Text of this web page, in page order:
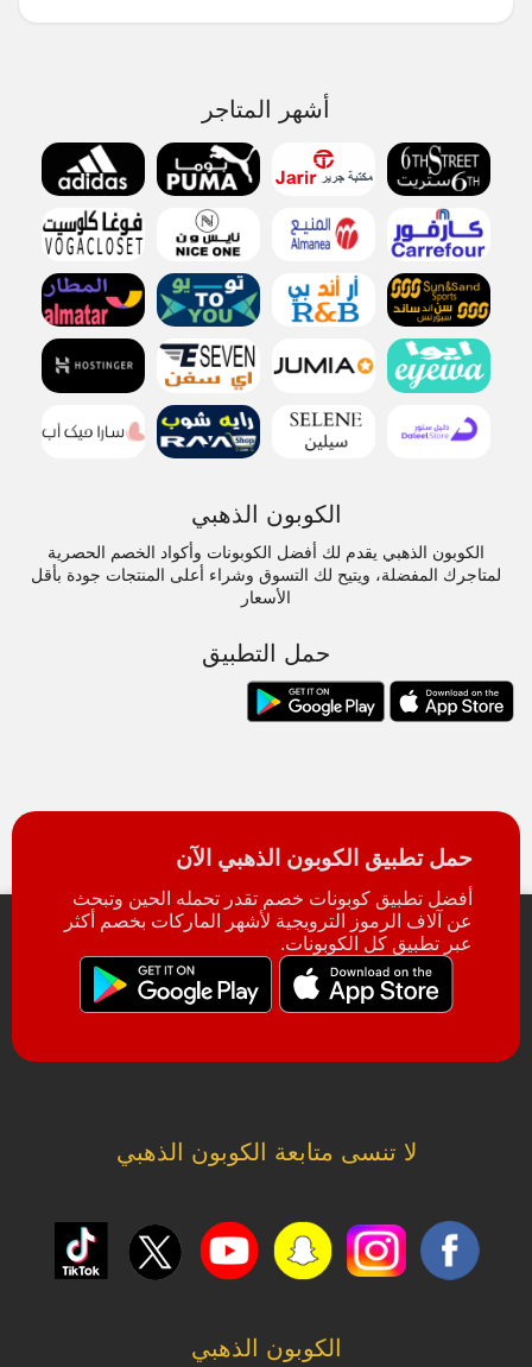
أشهر المتاجر
الكوبون الذهبي
الكوبون الذهبي يقدم لك أفضل الكوبونات وأكواد الخصم الحصرية
لمتاجرك المفضلة، ويتيح لك التسوق وشراء أعلى المنتجات جودة بأقل
الأسعار
حمل التطبيق
حمل تطبيق الكوبون الذهبي الآن
أفضل تطبيق كوبونات خصم تقدر تحمله الحين وتبحث
عن آلاف الرموز الترويجية لأشهر الماركات بخصم أكثر
عبر تطبيق كل الكوبونات.
لا تنسى متابعة الكوبون الذهبي
الكوبون الذهبي